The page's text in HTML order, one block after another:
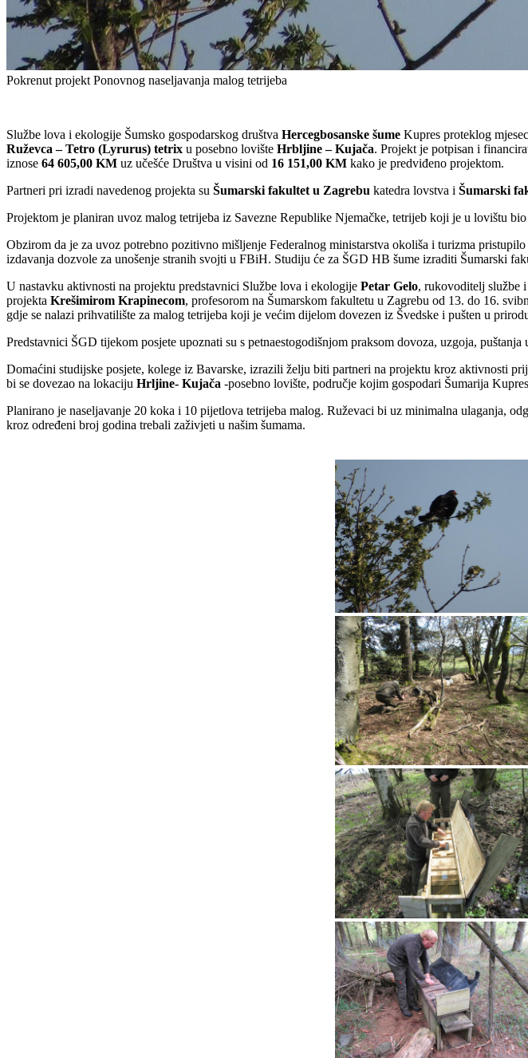
Pokrenut projekt Ponovnog naseljavanja malog tetrijeba
Službe lova i ekologije Šumsko gospodarskog društva Hercegbosanske šume Kupres proteklog
Ruževca – Tetro (Lyrurus) tetrix u posebno lovište Hrbljine – Kujača. Projekt je potpisan i
iznose 64 605,00 KM uz učešće Društva u visini od 16 151,00 KM kako je predviđeno projektom.
Partneri pri izradi navedenog projekta su Šumarski fakultet u Zagrebu katedra lovstva i Šumarski
Projektom je planiran uvoz malog tetrijeba iz Savezne Republike Njemačke, tetrijeb koji je u lovištu
Obzirom da je za uvoz potrebno pozitivno mišljenje Federalnog ministarstva okoliša i turizma
izdavanja dozvole za unošenje stranih svojti u FBiH. Studiju će za ŠGD HB šume izraditi Šumarski
U nastavku aktivnosti na projektu predstavnici Službe lova i ekologije Petar Gelo, rukovoditelj službe i
projekta Krešimirom Krapinecom, profesorom na Šumarskom fakultetu u Zagrebu od 13. do 16.
gdje se nalazi prihvatilište za malog tetrijeba koji je većim dijelom dovezen iz Švedske i pušten u
Predstavnici ŠGD tijekom posjete upoznati su s petnaestogodišnjom praksom dovoza, uzgoja,
Domaćini studijske posjete, kolege iz Bavarske, izrazili želju biti partneri na projektu kroz aktivnosti
bi se dovezao na lokaciju Hrljine- Kujača -posebno lovište, područje kojim gospodari Šumarija
Planirano je naseljavanje 20 koka i 10 pijetlova tetrijeba malog. Ruževaci bi uz minimalna ulaganja,
kroz određeni broj godina trebali zaživjeti u našim šumama.